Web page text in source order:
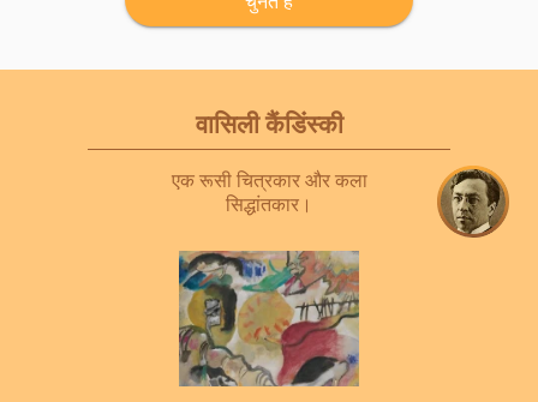
वासिली कैंडिंस्की
एक रूसी चित्रकार और कला
सिद्धांतकार।